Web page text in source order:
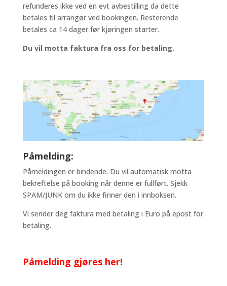
refunderes ikke ved en evt avbestilling da dette
betales til arrangør ved bookingen. Resterende
betales ca 14 dager før kjøringen starter.
Du vil motta faktura fra oss for betaling.
Påmelding:
Påmeldingen er bindende. Du vil automatisk motta
bekreftelse på booking når denne er fullført. Sjekk
SPAM/JUNK om du ikke finner den i innboksen.
Vi sender deg faktura med betaling i Euro på epost for
betaling.
Påmelding gjøres her!